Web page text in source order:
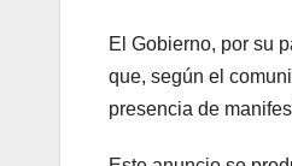
El Gobierno, por su
que, según el
presencia de